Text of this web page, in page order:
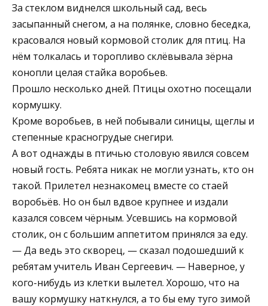
За стеклом виднелся школьный сад, весь
засыпанный снегом, а на полянке, словно беседка,
красовался новый кормовой столик для птиц. На
нём толкалась и торопливо склёвывала зёрна
конопли целая стайка воробьев.
Прошло несколько дней. Птицы охотно посещали
кормушку.
Кроме воробьев, в ней побывали синицы, щеглы и
степенные красногрудые снегири.
А вот однажды в птичью столовую явился совсем
новый гость. Ребята никак не могли узнать, кто он
такой. Прилетел незнакомец вместе со стаей
воробьёв. Но он был вдвое крупнее и издали
казался совсем чёрным. Усевшись на кормовой
столик, он с большим аппетитом принялся за еду.
— Да ведь это скворец, — сказал подошедший к
ребятам учитель Иван Сергеевич. — Наверное, у
кого-нибудь из клетки вылетел. Хорошо, что на
вашу кормушку наткнулся, а то бы ему туго зимой